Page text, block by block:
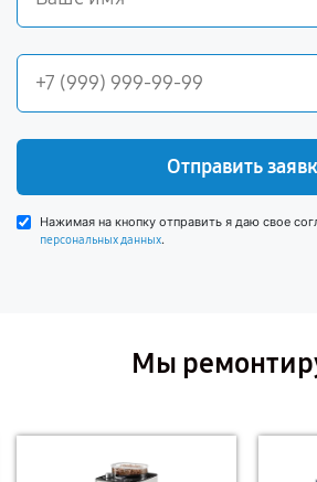
Отправить
Нажимая на кнопку отправить я даю свое
персональных данных.
Мы